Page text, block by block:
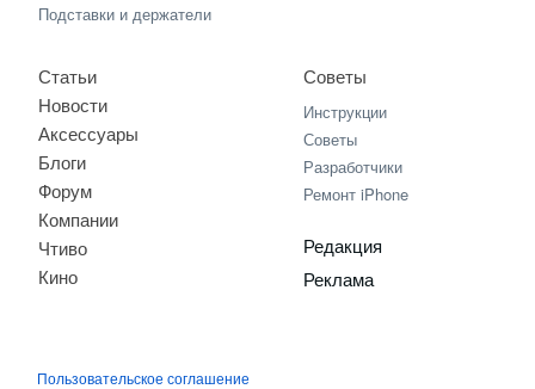
Подставки и держатели
Статьи
Новости
Аксессуары
Блоги
Форум
Компании
Чтиво
Кино
Советы
Инструкции
Советы
Разработчики
Ремонт iPhone
Редакция
Реклама
Пользовательское соглашение